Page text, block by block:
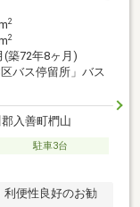
2
2
(築72年8ヶ月)
バス停留所」バス
入善町椚山
駐車3台
利便性良好のお勧